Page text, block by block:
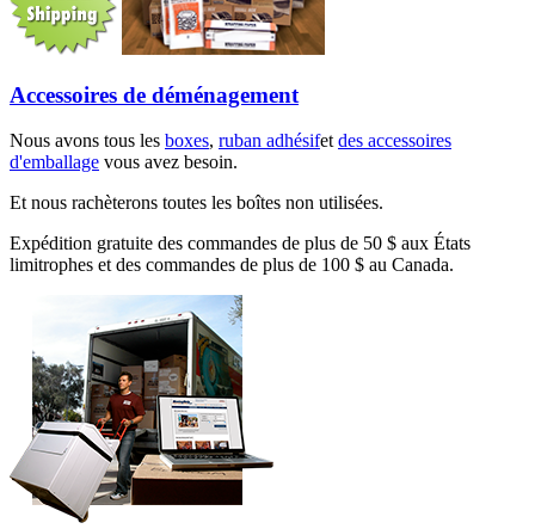
Accessoires de déménagement
Nous avons tous les boxes, ruban adhésifetdes accessoires
d'emballage vous avez besoin.
Et nous rachèterons toutes les boîtes non utilisées.
Expédition gratuite des commandes de plus de 50 $ aux États
limitrophes et des commandes de plus de 100 $ au Canada.